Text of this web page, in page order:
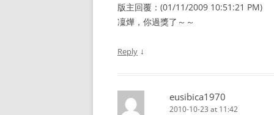
版主回覆：(01/11/2009 10:51:21 PM)
凜燁，你過獎了～～
Reply ↓
eusibica1970
2010-10-23 at 11:42